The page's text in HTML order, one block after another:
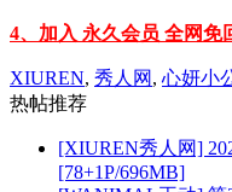
4、加入 永久会员 全网免
XIUREN, 秀人网 , 心妍小
热帖推荐
[XIUREN秀人网]
[78+1P/696MB]